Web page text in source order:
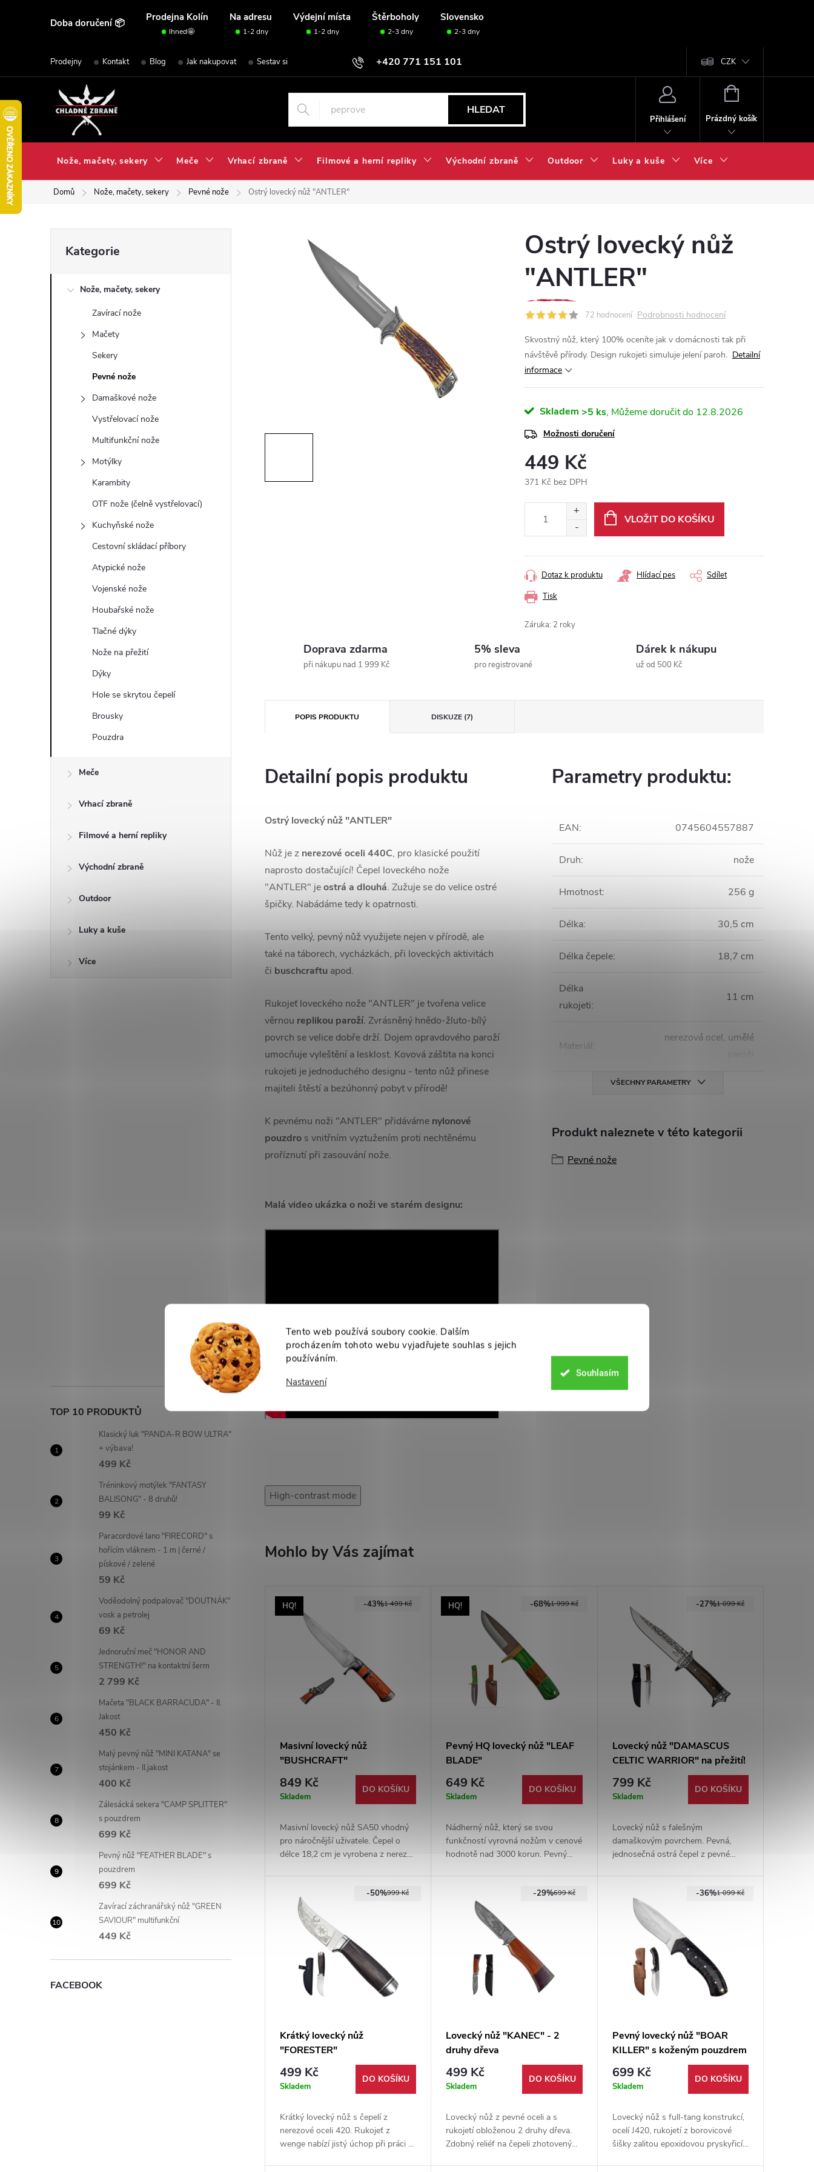
Tento web používá soubory cookie. Dalším
procházením tohoto webu vyjadřujete souhlas s jejich
používáním.
Nastavení
Souhlasím
Doba doručení 📦 Prodejna Kolín Na adresu Výdejní místa Štěrboholy Slovensko
Ihned🤩 1-2 dny 1-2 dny 2-3 dny 2-3 dny
+420 771 151 101
Prodejny Kontakt Blog Jak nakupovat Sestav si svou sadu✅ CZK
HLEDAT
Přihlášení
NÁKUPNÍ
Prázdný košík
Nože, mačety, sekery Meče Vrhací zbraně Filmové a herní repliky Východní zbraně Outdoor Luky a kuše Více
Domů Nože, mačety, sekery Pevné nože Ostrý lovecký nůž "ANTLER"
o
kategorie
Kategorie
Nože, mačety, sekery
Zavírací nože
Mačety
Sekery
Pevné nože
Damaškové nože
Vystřelovací nože
Multifunkční nože
Motýlky
Karambity
OTF nože (čelně vystřelovací)
Kuchyňské nože
Cestovní skládací příbory
Atypické nože
Vojenské nože
Houbařské nože
Tlačné dýky
Nože na přežití
Dýky
Hole se skrytou čepelí
Brousky
Pouzdra
Meče
Vrhací zbraně
Filmové a herní repliky
Východní zbraně
Outdoor
Luky a kuše
Více
TOP 10 PRODUKTŮ
Klasický luk "PANDA-R BOW ULTRA"
+ výbava!
499 Kč
Tréninkový motýlek "FANTASY
BALISONG" - 8 druhů!
99 Kč
Paracordové lano "FIRECORD" s
hořícím vláknem - 1 m | černé /
pískové / zelené
59 Kč
Voděodolný podpalovač "DOUTNÁK"
vosk a petrolej
69 Kč
Jednoruční meč "HONOR AND
STRENGTH!" na kontaktní šerm
2 799 Kč
Mačeta "BLACK BARRACUDA" - II.
Jakost
450 Kč
Malý pevný nůž "MINI KATANA" se
stojánkem - II.jakost
400 Kč
Zálesácká sekera "CAMP SPLITTER"
s pouzdrem
699 Kč
Pevný nůž "FEATHER BLADE" s
pouzdrem
699 Kč
Zavírací záchranářský nůž "GREEN
SAVIOUR" multifunkční
449 Kč
FACEBOOK
Ostrý lovecký nůž
"ANTLER"
72 hodnocení Podrobnosti hodnocení
Skvostný nůž, který 100% oceníte jak v domácnosti tak při
návštěvě přírody. Design rukojeti simuluje jelení paroh. Detailní
informace
Skladem >5 ks 12.8.2026
Možnosti doručení
449 Kč
371 Kč bez DPH
VLOŽIT DO KOŠÍKU
Tisk
Dotaz k produktu Hlídací pes Sdílet
Záruka: 2 roky
Doprava zdarma
při nákupu nad 1 999 Kč
5% sleva
pro registrované
Dárek k nákupu
už od 500 Kč
POPIS PRODUKTU DISKUZE (7)
Detailní popis produktu
Ostrý lovecký nůž "ANTLER"
Nůž je z nerezové oceli 440C, pro klasické použití
naprosto dostačující! Čepel loveckého nože
"ANTLER" jeostrá a dlouhá. Zužuje se do velice ostré
špičky. Nabádáme tedy k opatrnosti.
Tento velký, pevný nůž využijete nejen v přírodě, ale
také na táborech, vycházkách, při loveckých aktivitách
či buschcraftu apod.
Rukojeť loveckého nože "ANTLER" je tvořena velice
věrnou replikou paroží. Zvrásněný hnědo-žluto-bílý
povrch se velice dobře drží. Dojem opravdového paroží
umocňuje vyleštění a lesklost. Kovová záštita na konci
rukojeti je jednoduchého designu - tento nůž přinese
majiteli štěstí a bezúhonný pobyt v přírodě!
K pevnému noži "ANTLER" přidáváme nylonové
pouzdro s vnitřním vyztužením proti nechtěnému
proříznutí při zasouvání nože.
Malá video ukázka o noži ve starém designu:
Parametry produktu:
EAN: 0745604557887
Druh: nože
Hmotnost: 256 g
Délka: 30,5 cm
Délka čepele: 18,7 cm
Délka
rukojeti:
11 cm
Materiál:
nerezová ocel, umělé
VŠECHNY PARAMETRY
Produkt naleznete v této kategorii
Pevné nože
High-contrast mode
Mohlo by Vás zajímat
HQ! 1 499 Kč
-43%
Masivní lovecký nůž
"BUSHCRAFT"
849 Kč
Skladem
DO KOŠÍKU
Masivní lovecký nůž SA50 vhodný
pro náročnější uživatele. Čepel o
délce 18,2 cm je vyrobena z nerez
Nylonové pouzdro s dvojitým
jištěním.
HQ! 1 999 Kč
-68%
Pevný HQ lovecký nůž "LEAF
BLADE"
649 Kč
Skladem
DO KOŠÍKU
Nádherný nůž, který se svou
funkčností vyrovná nožům v cenové
hodnotě nad 3000 korun. Pevný
1 099 Kč
-27%
Lovecký nůž "DAMASCUS
CELTIC WARRIOR" na přežití!
799 Kč
Skladem
DO KOŠÍKU
Lovecký nůž s falešným
damaškovým povrchem. Pevná,
jednosečná ostrá čepel z pevné
999 Kč
-50%
Krátký lovecký nůž
"FORESTER"
499 Kč
Skladem
DO KOŠÍKU
Krátký lovecký nůž s čepelí z
nerezové oceli 420. Rukojeť z
wenge nabízí jistý úchop při práci v
699 Kč
-29%
Lovecký nůž "KANEC" - 2
druhy dřeva
499 Kč
Skladem
DO KOŠÍKU
Lovecký nůž z pevné oceli a s
rukojetí obloženou 2 druhy dřeva.
Zdobný reliéf na čepeli zhotovený
1 099 Kč
-36%
Pevný lovecký nůž "BOAR
KILLER" s koženým pouzdrem
699 Kč
Skladem
DO KOŠÍKU
Lovecký nůž s full-tang konstrukcí,
ocelí J420, rukojetí z borovicové
šišky zalitou epoxidovou pryskyřicí